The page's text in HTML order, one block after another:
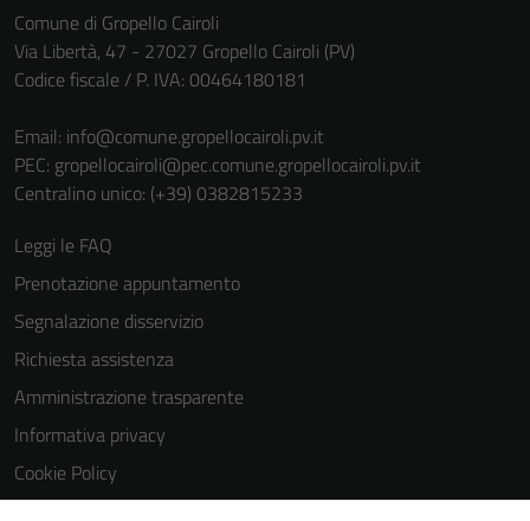
Comune di Gropello Cairoli
Via Libertà, 47 - 27027 Gropello Cairoli (PV)
Codice fiscale / P. IVA: 00464180181
Email: info@comune.gropellocairoli.pv.it
PEC: gropellocairoli@pec.comune.gropellocairoli.pv.it
Centralino unico: (+39) 0382815233
Leggi le FAQ
Prenotazione appuntamento
Segnalazione disservizio
Richiesta assistenza
Amministrazione trasparente
Informativa privacy
Cookie Policy
Note legali